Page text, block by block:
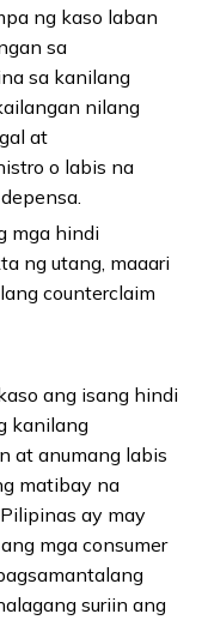
ng kaso laban
sa
sa kanilang
nilang
at
o labis na
mga hindi
ng utang, maaari
counterclaim
ang isang hindi
kanilang
at anumang labis
matibay na
ay may
mga consumer
suriin ang